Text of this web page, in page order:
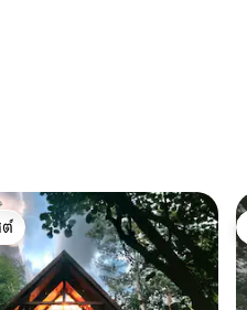
วิว
สุด
ต์